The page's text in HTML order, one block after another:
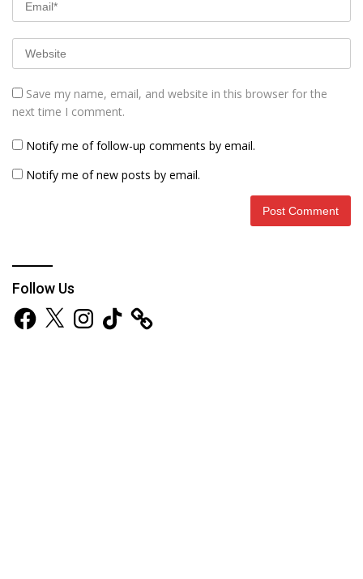
Save my name, email, and website in this browser for the
next time I comment.
Notify me of follow-up comments by email.
Notify me of new posts by email.
Follow Us
Facebook
X Instagram
TikTok